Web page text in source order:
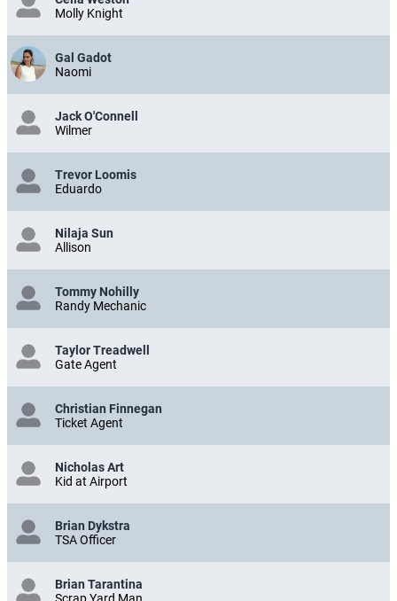
Molly Knight
Gal Gadot
Naomi
Jack O'Connell
Wilmer
Trevor Loomis
Eduardo
Nilaja Sun
Allison
Tommy Nohilly
Randy Mechanic
Taylor Treadwell
Gate Agent
Christian Finnegan
Ticket Agent
Nicholas Art
Kid at Airport
Brian Dykstra
TSA Officer
Brian Tarantina